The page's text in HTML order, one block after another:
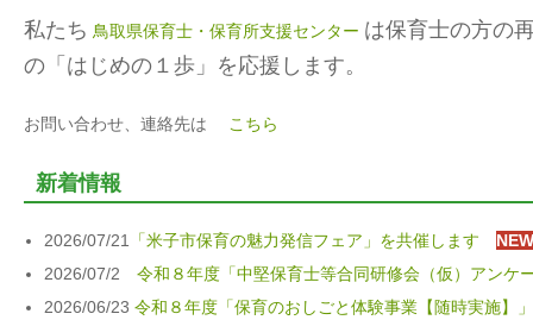
私たち 鳥取県保育士・保育所支援センター は保育士の方の
の「はじめの１歩」を応援します。
お問い合わせ、連絡先は こちら
新着情報
2026/07/21 「米子市保育の魅力発信フェア」を共催します NEW
2026/07/2 令和８年度「中堅保育士等合同研修会（仮）アン
2026/06/23 令和８年度「保育のおしごと体験事業【随時実施